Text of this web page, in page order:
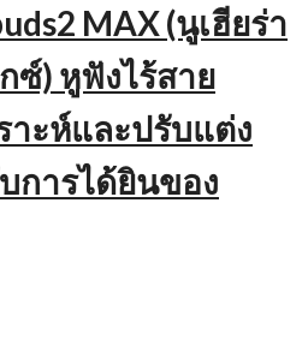
MAX (นูเฮียร่า
ซ์) หูฟังไร้สาย
าะห์และปรับแต่ง
การได้ยินของ